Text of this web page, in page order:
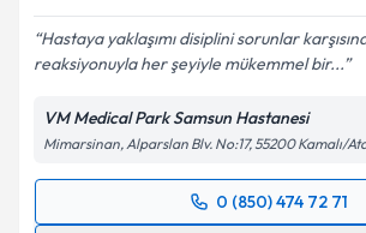
Metni'ni okudum ve kişisel
kapsamda işlenmesini kabul
Takvim Talebini
Hastaya yaklaşımı disiplini sorunlar
reaksiyonuyla her şeyiyle mükemmel bir...
VM Medical Park Samsun Hastanesi
Mimarsinan, Alparslan Blv. No:17, 55200 Kamalı/
0 (850) 474 72 71
Randevu Takvimi Talebi